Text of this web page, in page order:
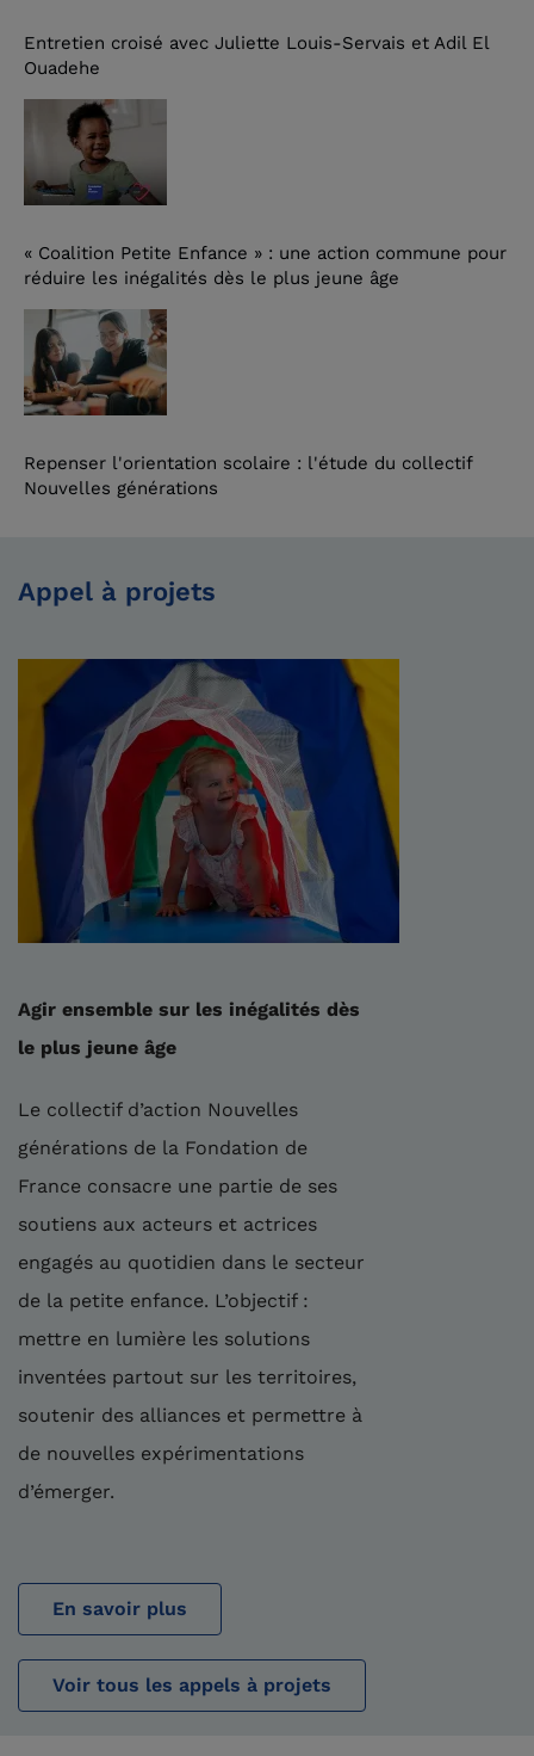
Entretien croisé avec Juliette Louis-Servais et Adil El
Ouadehe
« Coalition Petite Enfance » : une action commune pour
réduire les inégalités dès le plus jeune âge
Repenser l'orientation scolaire : l'étude du collectif
Nouvelles générations
Appel à projets
Agir ensemble sur les inégalités dès
le plus jeune âge
Le collectif d’action Nouvelles
générations de la Fondation de
France consacre une partie de ses
soutiens aux acteurs et actrices
engagés au quotidien dans le secteur
de la petite enfance. L’objectif :
mettre en lumière les solutions
inventées partout sur les territoires,
soutenir des alliances et permettre à
de nouvelles expérimentations
d’émerger.
En savoir plus
Voir tous les appels à projets